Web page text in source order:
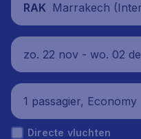
RAK Marrakech
enara), Marokko
zo. 22 nov - wo. 02
1 passagier, Economy
Directe vluchten